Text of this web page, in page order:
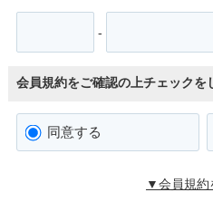
-
会員規約をご確認の上チェックを
同意する
▼会員規約